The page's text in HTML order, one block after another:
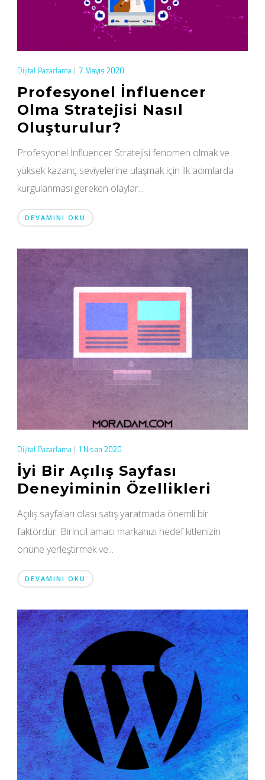
Dijital Pazarlama 7 Mayıs 2020
Profesyonel İnfluencer
Olma Stratejisi Nasıl
Oluşturulur?
Profesyonel İnfluencer Stratejisi fenomen olmak ve
yüksek kazanç seviyelerine ulaşmak için ilk adımlarda
kurgulanması gereken olaylar...
DEVAMINI OKU
Dijital Pazarlama 1 Nisan 2020
İyi Bir Açılış Sayfası
Deneyiminin Özellikleri
Açılış sayfaları olası satış yaratmada önemli bir
faktördür. Birincil amacı markanızı hedef kitlenizin
önüne yerleştirmek ve...
DEVAMINI OKU